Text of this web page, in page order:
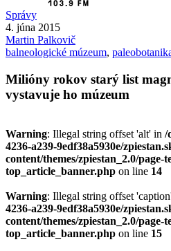
Správy
4. júna 2015
Martin Palkovič
balneologické múzeum,
Milióny rokov starý list
vystavuje ho múzeum
Warning: Illegal string offset 'alt' in /
4236-a239-9edf38a5930e/
content/themes/zpiestan_2.0/page-
top_article_banner.php on line 14
Warning: Illegal string offset
4236-a239-9edf38a5930e/
content/themes/zpiestan_2.0/page-
top_article_banner.php on line 15